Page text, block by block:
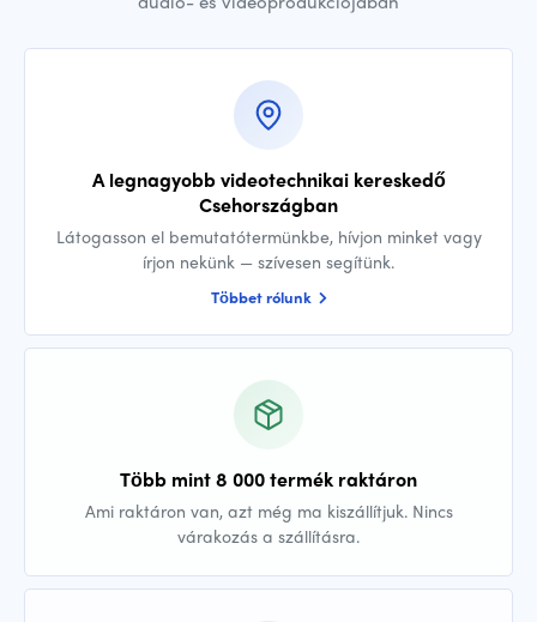
A legnagyobb videotechnikai kereskedő
Csehországban
Látogasson el bemutatótermünkbe, hívjon minket vagy
írjon nekünk — szívesen segítünk.
Többet rólunk
Több mint 8 000 termék raktáron
Ami raktáron van, azt még ma kiszállítjuk. Nincs
várakozás a szállításra.